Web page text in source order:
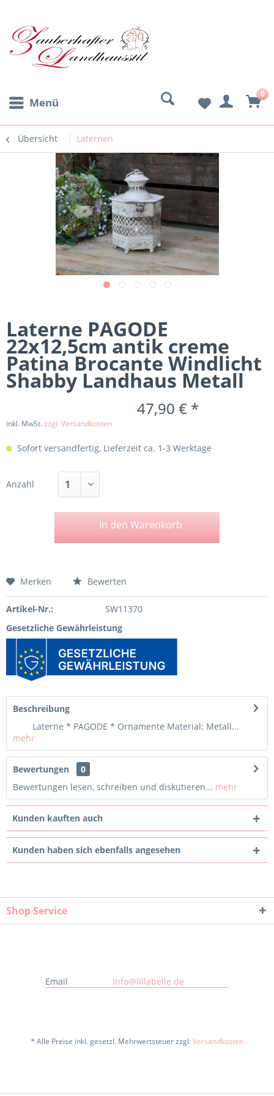
Menü
0
Übersicht Laternen
Laterne PAGODE
22x12,5cm antik creme
Patina Brocante Windlicht
Shabby Landhaus Metall
47,90 € *
inkl. MwSt.zzgl. Versandkosten
Sofort versandfertig, Lieferzeit ca. 1-3 Werktage
Anzahl
In den Warenkorb
Merken Bewerten
Artikel-Nr.:
SW11370
Gesetzliche Gewährleistung
Beschreibung
Laterne * PAGODE * Ornamente Material: Metall...
mehr
Bewertungen
0
Bewertungen lesen, schreiben und diskutieren... mehr
Kunden kauften auch
Kunden haben sich ebenfalls angesehen
Shop Service
Email Info@lillabelle.de
* Alle Preise inkl. gesetzl. Mehrwertsteuer zzgl.Versandkosten